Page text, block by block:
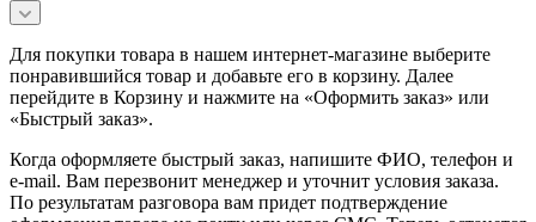
Для покупки товара в нашем интернет-магазине выберите
понравившийся товар и добавьте его в корзину. Далее
перейдите в Корзину и нажмите на «Оформить заказ» или
«Быстрый заказ».
Когда оформляете быстрый заказ, напишите ФИО, телефон и
e-mail. Вам перезвонит менеджер и уточнит условия заказа.
По результатам разговора вам придет подтверждение